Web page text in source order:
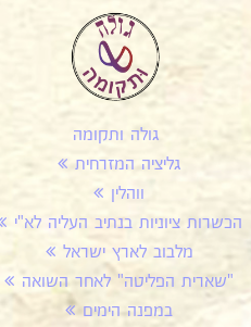
גולה ותקומה
גליציה המזרחית
ווהלין
הכשרות ציוניות בנתיב העליה לא"י
מלבוב לארץ ישראל
"שארית הפליטה" לאחר השואה
במפנה הימים